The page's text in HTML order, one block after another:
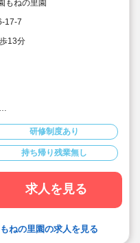
もねの里園
17-7
13分
界で通用する語学力の基本
ムを提供しております。
研修制度あり
持ち帰り残業無し
求人を見る
ねの里園の求人を見る